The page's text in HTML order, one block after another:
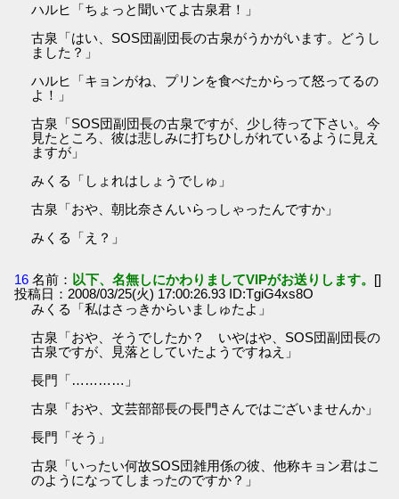
ハルヒ「ちょっと聞いてよ古泉君！」
古泉「はい、SOS団副団長の古泉がうかがいます。どうし
ました？」
ハルヒ「キョンがね、プリンを食べたからって怒ってるの
よ！」
古泉「SOS団副団長の古泉ですが、少し待って下さい。今
見たところ、彼は悲しみに打ちひしがれているように見え
ますが」
みくる「しょれはしょうでしゅ」
古泉「おや、朝比奈さんいらっしゃったんですか」
みくる「え？」
16 名前： 以下、名無しにかわりましてVIPがお送りします。 []
投稿日：2008/03/25(火) 17:00:26.93 ID:TgiG4xs8O
みくる「私はさっきからいましゅたよ」
古泉「おや、そうでしたか？ いやはや、SOS団副団長の
古泉ですが、見落としていたようですねえ」
長門「…………」
古泉「おや、文芸部部長の長門さんではございませんか」
長門「そう」
古泉「いったい何故SOS団雑用係の彼、他称キョン君はこ
のようになってしまったのですか？」